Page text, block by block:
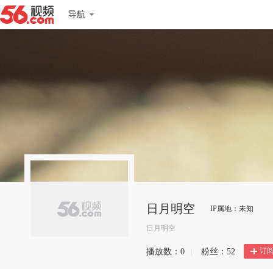
导航
日月明空 IP属地：未知
日月明空
播放数： 0 粉丝： 52 订